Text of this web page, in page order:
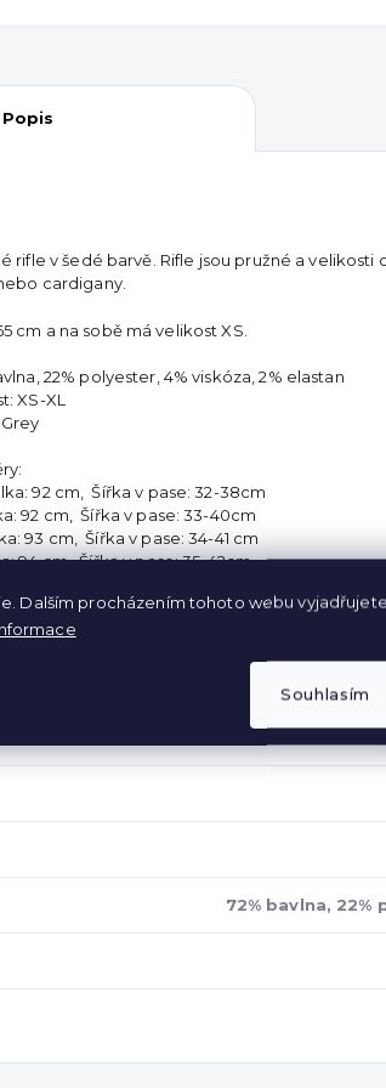
Dalším procházením tohoto webu vyjadřujete
Souhlasím
Popis
rifle v šedé barvě. Rifle jsou pružné a
cardigany.
cm a na sobě má velikost XS.
22% polyester, 4% viskóza, 2% elastan
XS-XL
92 cm, Šířka v pase: 32-38cm
92 cm, Šířka v pase: 33-40cm
93 cm, Šířka v pase: 34-41 cm
94 cm, Šířka v pase: 35-42cm
72% bavlna, 22%